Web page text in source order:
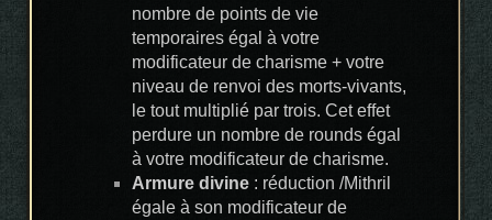
nombre de points de vie
temporaires égal à votre
modificateur de charisme + votre
niveau de renvoi des morts-vivants,
le tout multiplié par trois. Cet effet
perdure un nombre de rounds égal
à votre modificateur de charisme.
Armure divine : réduction /Mithril
égale à son modificateur de